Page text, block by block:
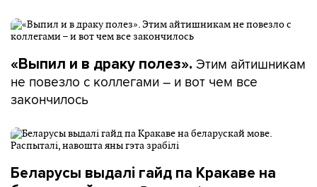
«Выпил и в драку полез». Этим айтишникам
не повезло с коллегами – и вот чем все
закончилось
Беларусы выдалі гайд па Кракаве на